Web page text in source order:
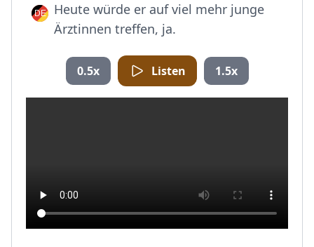
Heute würde er auf viel mehr junge
Ärztinnen treffen, ja.
0.5x Listen 1.5x